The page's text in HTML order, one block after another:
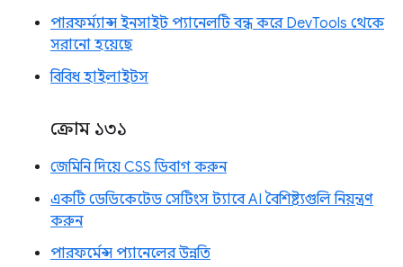
পারফর্ম্যান্স ইনসাইট প্যানেলটি বন্ধ করে DevTools থেকে
সরানো হয়েছে
বিবিধ হাইলাইটস
ক্রোম ১৩১
জেমিনি দিয়ে CSS ডিবাগ করুন
একটি ডেডিকেটেড সেটিংস ট্যাবে AI বৈশিষ্ট্যগুলি নিয়ন্ত্রণ
করুন
পারফর্মেন্স প্যানেলের উন্নতি